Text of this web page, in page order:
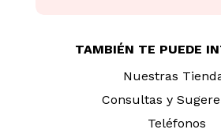
TAMBIÉN TE PUEDE
Nuestras
Consultas y
Teléfonos